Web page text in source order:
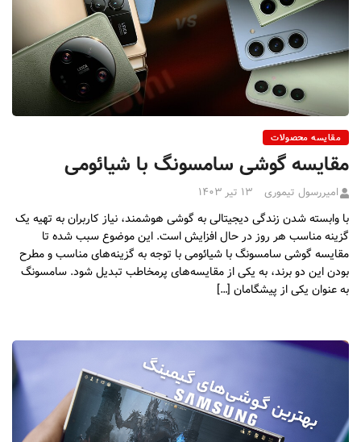
مقایسه محصولات
مقایسه گوشی سامسونگ با شیائومی
امیررسول تیموری ۱۳ تیر ۱۴۰۳
با وابسته شدن زندگی دیجیتالی به گوشی هوشمند، نیاز کاربران به تهیه یک
گزینه مناسب هر روز در حال افزایش است. این موضوع سبب شده تا
مقایسه گوشی سامسونگ با شیائومی با توجه به گزینه‌های مناسب و مطرح
بودن این دو برند، به یکی از مقایسه‌های پرمخاطب تبدیل شود. سامسونگ
به عنوان یکی از پیشگامان […]